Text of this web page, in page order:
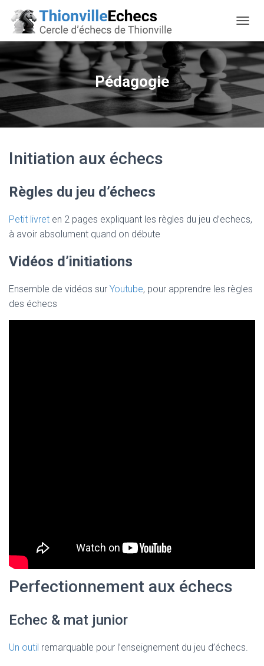
Pédagogie
Initiation aux échecs
Règles du jeu d’échecs
Petit livret en 2 pages expliquant les règles du jeu d’echecs,
à avoir absolument quand on débute
Vidéos d’initiations
Ensemble de vidéos sur Youtube, pour apprendre les règles
des échecs
Perfectionnement aux échecs
Echec & mat junior
Un outil remarquable pour l’enseignement du jeu d’échecs.